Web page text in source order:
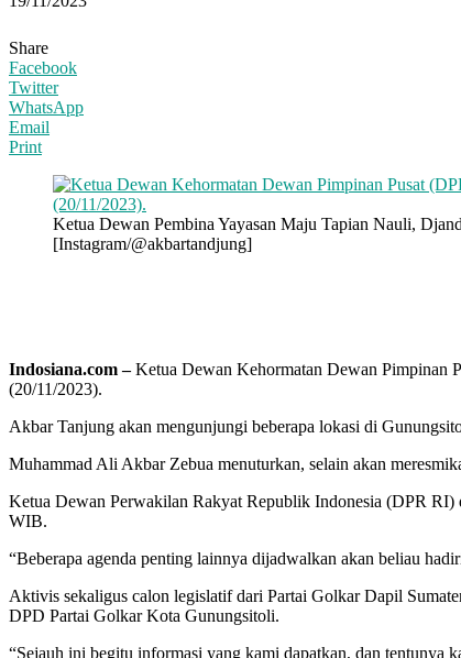
Share
Facebook
Twitter
WhatsApp
Email
Print
Ketua Dewan Pembina Yayasan Maju Tapian Nauli,
[Instagram/@akbartandjung]
Indosiana.com –Ketua Dewan Kehormatan Dewan Pimpinan
(20/11/2023).
Akbar Tanjung akan mengunjungi beberapa lokasi di
Muhammad Ali Akbar Zebua menuturkan, selain akan
Ketua Dewan Perwakilan Rakyat Republik Indonesia (DPR
WIB.
“Beberapa agenda penting lainnya dijadwalkan akan beliau
Aktivis sekaligus calon legislatif dari Partai Golkar Dapil
DPD Partai Golkar Kota Gunungsitoli.
“Sejauh ini begitu informasi yang kami dapatkan, dan tentunya